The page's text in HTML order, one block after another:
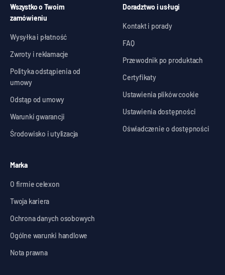
Wszystko o Twoim
zamówieniu
Wysyłka i płatność
Zwroty i reklamacje
Polityka odstąpienia od
umowy
Odstąp od umowy
Warunki gwarancji
Środowisko i utylizacja
Doradztwo i usługi
Kontakt i porady
FAQ
Przewodnik po produktach
Certyfikaty
Ustawienia plików cookie
Ustawienia dostępności
Oświadczenie o dostępności
Marka
O firmie celexon
Twoja kariera
Ochrona danych osobowych
Ogólne warunki handlowe
Nota prawna